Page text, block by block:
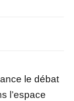
le débat
l’espace